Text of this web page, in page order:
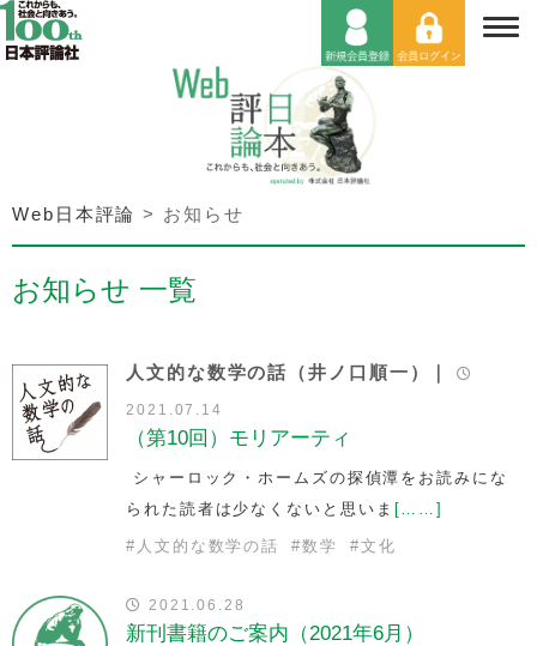
Web日本評論 > お知らせ
お知らせ 一覧
人文的な数学の話（井ノ口順一）｜
2021.07.14
（第10回）モリアーティ
シャーロック・ホームズの探偵潭をお読みにな
られた読者は少なくないと思いま [……]
# 人文的な数学の話 #数学 #文化
2021.06.28
新刊書籍のご案内（2021年6月）